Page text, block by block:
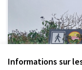
Informations sur